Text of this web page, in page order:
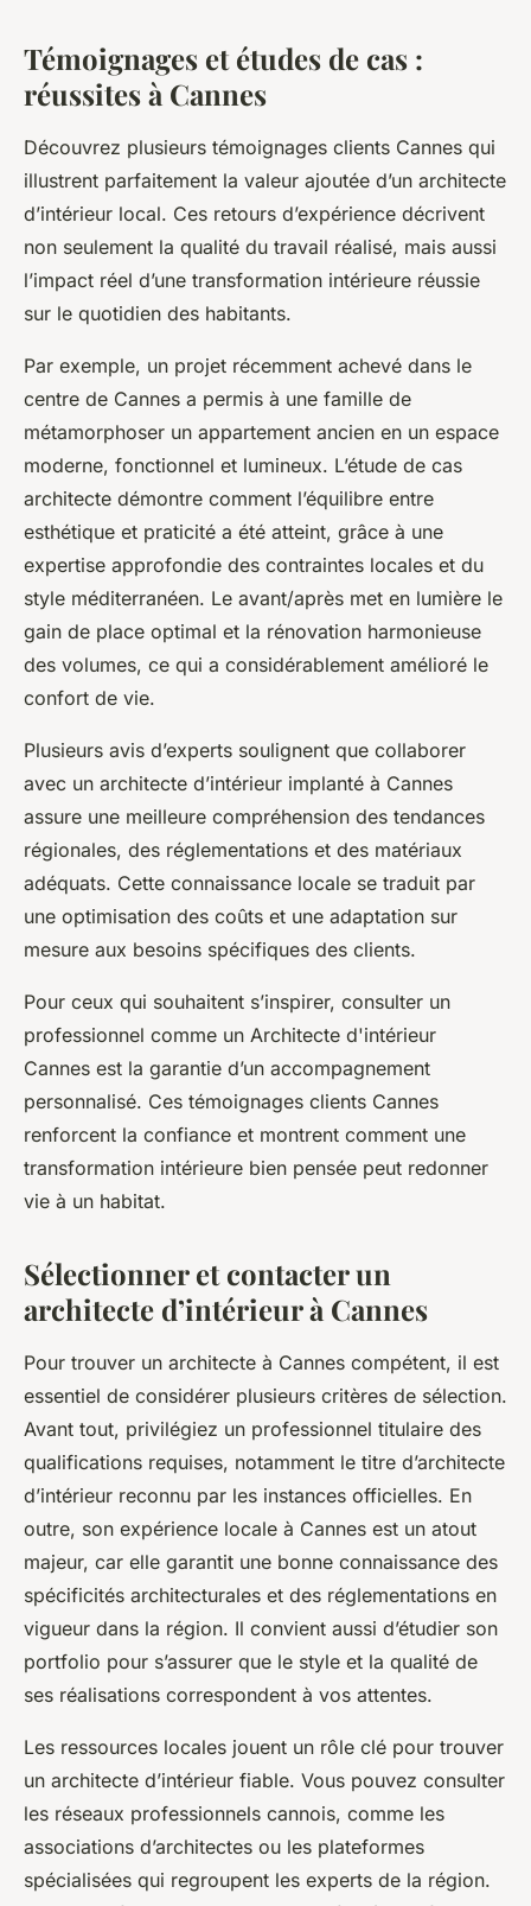
Témoignages et études de cas :
réussites à Cannes
Découvrez plusieurs témoignages clients Cannes qui
illustrent parfaitement la valeur ajoutée d’un architecte
d’intérieur local. Ces retours d’expérience décrivent
non seulement la qualité du travail réalisé, mais aussi
l’impact réel d’une transformation intérieure réussie
sur le quotidien des habitants.
Par exemple, un projet récemment achevé dans le
centre de Cannes a permis à une famille de
métamorphoser un appartement ancien en un espace
moderne, fonctionnel et lumineux. L’étude de cas
architecte démontre comment l’équilibre entre
esthétique et praticité a été atteint, grâce à une
expertise approfondie des contraintes locales et du
style méditerranéen. Le avant/après met en lumière le
gain de place optimal et la rénovation harmonieuse
des volumes, ce qui a considérablement amélioré le
confort de vie.
Plusieurs avis d’experts soulignent que collaborer
avec un architecte d’intérieur implanté à Cannes
assure une meilleure compréhension des tendances
régionales, des réglementations et des matériaux
adéquats. Cette connaissance locale se traduit par
une optimisation des coûts et une adaptation sur
mesure aux besoins spécifiques des clients.
Pour ceux qui souhaitent s’inspirer, consulter un
professionnel comme un Architecte d'intérieur
Cannes est la garantie d’un accompagnement
personnalisé. Ces témoignages clients Cannes
renforcent la confiance et montrent comment une
transformation intérieure bien pensée peut redonner
vie à un habitat.
Sélectionner et contacter un
architecte d’intérieur à Cannes
Pour trouver un architecte à Cannes compétent, il est
essentiel de considérer plusieurs critères de sélection.
Avant tout, privilégiez un professionnel titulaire des
qualifications requises, notamment le titre d’architecte
d’intérieur reconnu par les instances officielles. En
outre, son expérience locale à Cannes est un atout
majeur, car elle garantit une bonne connaissance des
spécificités architecturales et des réglementations en
vigueur dans la région. Il convient aussi d’étudier son
portfolio pour s’assurer que le style et la qualité de
ses réalisations correspondent à vos attentes.
Les ressources locales jouent un rôle clé pour trouver
un architecte d’intérieur fiable. Vous pouvez consulter
les réseaux professionnels cannois, comme les
associations d’architectes ou les plateformes
spécialisées qui regroupent les experts de la région.